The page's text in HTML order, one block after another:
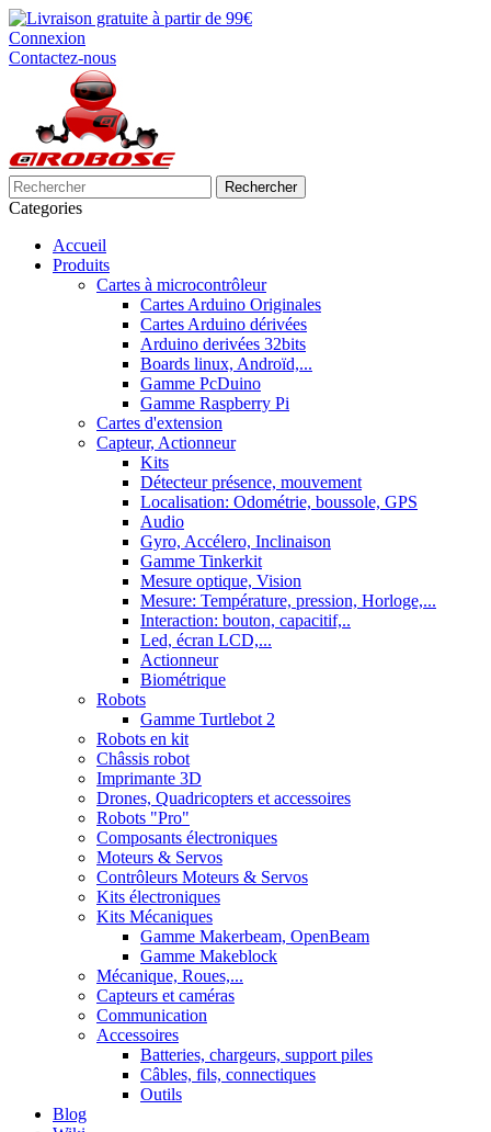
Connexion
Contactez-nous
Rechercher
Categories
Accueil
Produits
Cartes à microcontrôleur
Cartes Arduino Originales
Cartes Arduino dérivées
Arduino derivées 32bits
Boards linux, Androïd,...
Gamme PcDuino
Gamme Raspberry Pi
Cartes d'extension
Capteur, Actionneur
Kits
Détecteur présence, mouvement
Localisation: Odométrie, boussole, GPS
Audio
Gyro, Accélero, Inclinaison
Gamme Tinkerkit
Mesure optique, Vision
Mesure: Température, pression, Horloge,...
Interaction: bouton, capacitif,..
Led, écran LCD,...
Actionneur
Biométrique
Robots
Gamme Turtlebot 2
Robots en kit
Châssis robot
Imprimante 3D
Drones, Quadricopters et accessoires
Robots "Pro"
Composants électroniques
Moteurs & Servos
Contrôleurs Moteurs & Servos
Kits électroniques
Kits Mécaniques
Gamme Makerbeam, OpenBeam
Gamme Makeblock
Mécanique, Roues,...
Capteurs et caméras
Communication
Accessoires
Batteries, chargeurs, support piles
Câbles, fils, connectiques
Outils
Blog